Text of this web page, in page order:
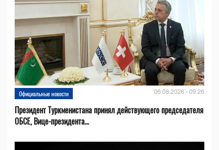
Официальные новости 06.08.2026 - 09:26
Президент Туркменистана принял действующего председателя
ОБСЕ, Вице-президента...